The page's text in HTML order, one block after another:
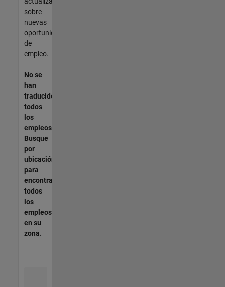
sobre
nuevas
oportunidades
de
empleo.
No se
han
traducido
todos
los
empleos.
Busque
por
ubicación
para
encontrar
todos
los
empleos
en su
zona.